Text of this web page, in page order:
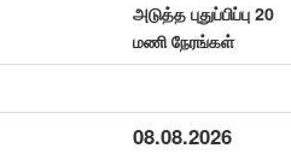
அடுத்த புதுப்பிப்பு 20
மணி நேரங்கள்
08.08.2026